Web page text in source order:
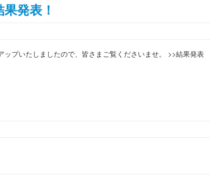
発表！
プいたしましたので、皆さまご覧くださいませ。 >>結果発表